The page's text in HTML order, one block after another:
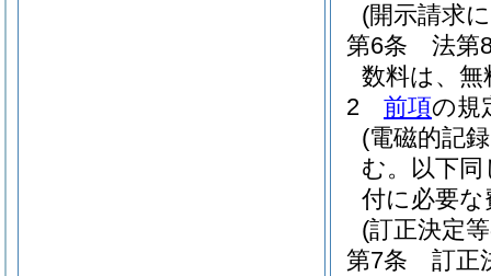
(開示請求
第6条
法第
数料は、
2
前項の規
(電磁的記
む。以下同
付に必要
(訂正決定
第7条
訂正